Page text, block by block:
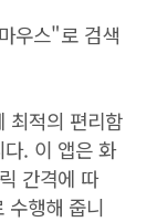
우스"로 검색
최적의 편리함
. 이 앱은 화
간격에 따
수행해 줍니